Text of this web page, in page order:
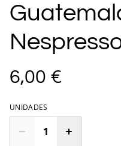
6,00 €
UNIDADES